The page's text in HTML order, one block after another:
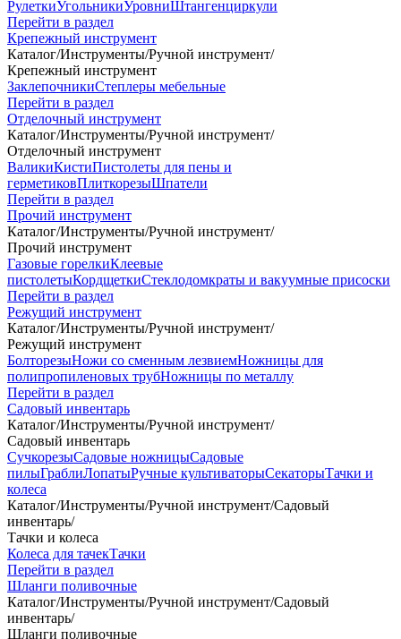
РулеткиУгольникиУровниШтангенциркули
Перейти в раздел
Крепежный инструмент
Каталог/Инструменты/Ручной инструмент/
Крепежный инструмент
ЗаклепочникиСтеплеры мебельные
Перейти в раздел
Отделочный инструмент
Каталог/Инструменты/Ручной инструмент/
Отделочный инструмент
ВаликиКистиПистолеты для пены и
герметиковПлиткорезыШпатели
Перейти в раздел
Прочий инструмент
Каталог/Инструменты/Ручной инструмент/
Прочий инструмент
Газовые горелкиКлеевые
пистолетыКордщеткиСтеклодомкраты и вакуумные присоски
Перейти в раздел
Режущий инструмент
Каталог/Инструменты/Ручной инструмент/
Режущий инструмент
БолторезыНожи со сменным лезвиемНожницы для
полипропиленовых трубНожницы по металлу
Перейти в раздел
Садовый инвентарь
Каталог/Инструменты/Ручной инструмент/
Садовый инвентарь
СучкорезыСадовые ножницыСадовые
пилыГраблиЛопатыРучные культиваторыСекаторыТачки и
колеса
Каталог/Инструменты/Ручной инструмент/Садовый
инвентарь/
Тачки и колеса
Колеса для тачекТачки
Перейти в раздел
Шланги поливочные
Каталог/Инструменты/Ручной инструмент/Садовый
инвентарь/
Шланги поливочные